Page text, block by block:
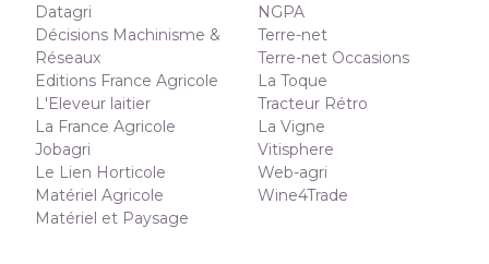
Datagri
Décisions Machinisme &
Réseaux
Editions France Agricole
L'Eleveur laitier
La France Agricole
Jobagri
Le Lien Horticole
Matériel Agricole
Matériel et Paysage
NGPA
Terre-net
Terre-net Occasions
La Toque
Tracteur Rétro
La Vigne
Vitisphere
Web-agri
Wine4Trade